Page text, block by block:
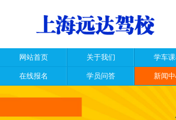
网站首页 关于我们 学车
在线报名 学员问答 新闻